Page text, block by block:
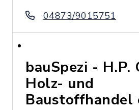
04873/9015751
bauSpezi - H.P.
Holz- und
Baustoffhandel